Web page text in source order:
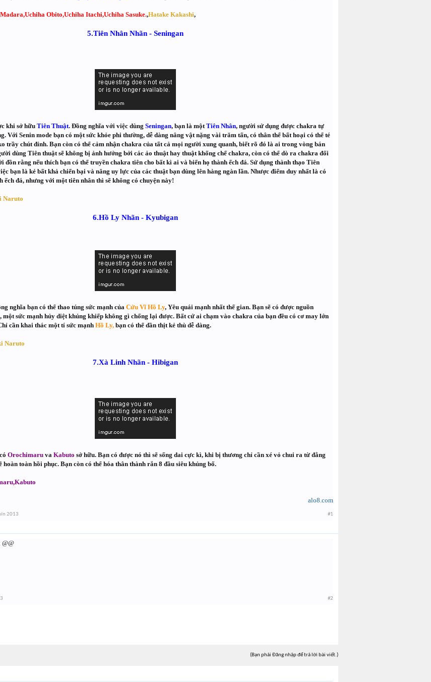
Obito,Uchiha Itachi,Uchiha Sasuke.,Hatake Kakashi,
5.Tiên Nhân Nhãn - Seningan
khi sở hữu Tiên Thuật. Đồng nghĩa với việc dùng Seningan, bạn là mộtTiên Nhân, người sử dụng được chakra tự
Với Senin mode bạn có một sức khỏe phi thường, dễ dàng nâng vật nặng vài trăm tấn, có thân thể bất hoại có thể té
trầy chút đỉnh. Bạn còn có thể cảm nhận chakra của tất cả mọi người xung quanh, biết rõ đó là ai trong vòng bán
dùng Tiên thuật sẽ không bị ảnh hưởng bởi các ảo thuật hay thuật khống chế chakra, còn có thể dò ra chakra đối
đồn rằng nếu thích bạn có thể truyền chakra tiên cho bất kì ai và biến họ thành ếch đá. Sử dụng thành thạo Tiên
bạn là kẻ bất khả chiến bại và nâng uy lực của các thuật bạn dùng lên hàng ngàn lần. Nhược điểm duy nhất là có
ếch đá, nhưng với một tiên nhân thì sẽ không có chuyện này!
Naruto
6.Hồ Ly Nhãn - Kyubigan
nghĩa bạn có thể thao túng sức mạnh của Cửu Vĩ Hồ Ly, Yêu quái mạnh nhất thế gian. Bạn sẽ có được nguồn
một sức mạnh hủy diệt khủng khiếp không gì chống lại được. Bất cứ ai chạm vào chakra của bạn đều có cơ may lớn
cần khai thác một tí sức mạnh Hồ Ly, bạn có thể dần thịt kẻ thù dễ dàng.
Naruto
7.Xà Linh Nhãn - Hibigan
Orochimaru va Kabuto sở hữu. Bạn có được nó thì sẽ sống dai cực kì, khi bị thương chỉ cần xé vỏ chui ra từ đằng
hoàn toàn hồi phục. Bạn còn có thể hóa thân thành rắn 8 đầu siêu khủng bố.
alo8.com
2013 #1
@@
#2
(Bạn phải Đăng nhập để trả lời bài viết.)